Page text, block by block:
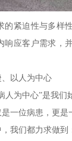
的紧迫性与多样
响应客户需求，
以人为中心
人为中心”是我们
一位病患，更是
我们都力求做到